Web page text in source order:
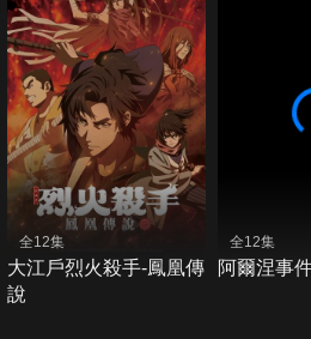
全12集
大江戶烈火殺手-鳳凰傳
說
全12集
阿爾涅事